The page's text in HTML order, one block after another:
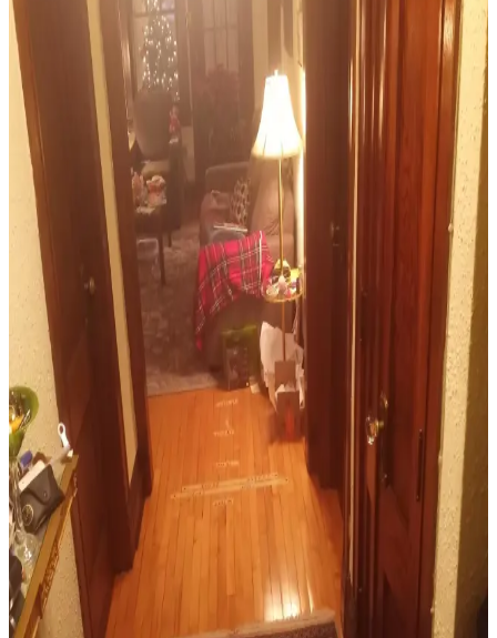
Sherwin Williams Cream & Sugar duvar rengine sahip odalarda
perde seçimi, halı ve dekorasyonla uyumlu tonlarda yapılmalı. Pinch
pleat model perdeler estetik görünüm sağlar ve ton çakışmasını
önler.
Maximalist ve Fantastik Bebek Odası İçin Uyumlu
Halı ve Perde Seçimi Rehberi
Maximalist bebek odası tasarımında halı ve perde seçimi, renk
uyumu, desen dengesi, temizlik kolaylığı ve bebeğin gelişimi göz
önünde bulundurularak yapılmalıdır. Aydınlatmada güvenli tavan
vantilatörleri tercih edilmelidir.
Salon Dekorasyonunda Halı, Mobilya ve Duvar
Düzenlemeleriyle Sıcak Mekân Yaratma
Salon dekorasyonunda doğru halı seçimi, mobilya yerleşimi ve
duvar aksesuarlarıyla sıcak ve kullanışlı bir yaşam alanı yaratmanın
yolları anlatılıyor.
Yemek Odası Dekorasyonunda Halı ve Aksesuar
Seçimi İçin Pratik İpuçları
Yemek odasında halı seçimi, boyut, renk ve malzeme uyumu ile
aksesuar düzenlemesi dekorasyonun estetik ve fonksiyonel yönlerini
belirler. Doğru seçimler mekâna konfor ve görsel denge katar.
Resmi Oturma Odalarında Halı Seçimi: Estetik ve
Fonksiyonellik İçin Doğru Tercihler